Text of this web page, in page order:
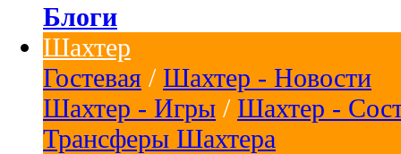
Блоги
Шахтер
Гостевая / Шахтер - Новости
Шахтер - Игры / Шахтер -
Трансферы Шахтера